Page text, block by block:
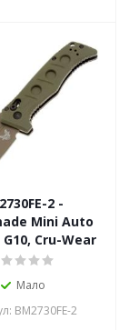
2 -
Mini Auto
Cru-Wear
Мало
BM2730FE-2